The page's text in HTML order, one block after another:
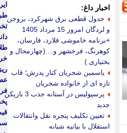
اخبار داغ:
جدول قطعی برق شهرکرد، بروجن
و لردگان امروز 15 مرداد 1405
+برنامه خاموشی فلارد، فارسان،
کوهرنگ، فرخشهر و... (چهارمحال و
بختیاری )
یاسمین شجریان کنار پدرش؛ قاب
تازه ای از خانواده شجریان
پرسپولیس در آستانه جذب 3 بازیکن
جدید
تعیین تکلیف پنجره نقل وانتقالات
استقلال با بیانیه شبانه